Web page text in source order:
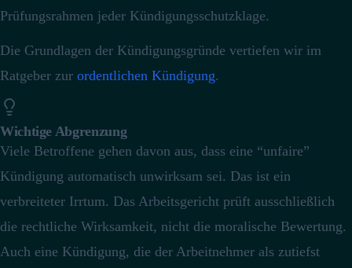
Prüfungsrahmen jeder Kündigungsschutzklage.
Die Grundlagen der Kündigungsgründe vertiefen wir im
Ratgeber zur ordentlichen Kündigung.
Wichtige Abgrenzung
Viele Betroffene gehen davon aus, dass eine “unfaire”
Kündigung automatisch unwirksam sei. Das ist ein
verbreiteter Irrtum. Das Arbeitsgericht prüft ausschließlich
die rechtliche Wirksamkeit, nicht die moralische Bewertung.
Auch eine Kündigung, die der Arbeitnehmer als zutiefst